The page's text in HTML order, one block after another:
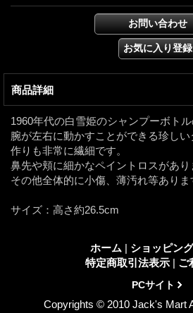
商品詳細
1960年代の白雪姫のシャンプーボトル
腕が左右に動かすことができる珍しい
作りも非常に繊細です。
鼻先や頬に細かなペイントロスがあり
その他全体的に小傷、薄汚れ等ありま
サイズ：高さ約26.5cm
ホーム | ショッピン
特定商取引法表示 | ご
PCサイト
Copyrights © 2010 Jack's Mart